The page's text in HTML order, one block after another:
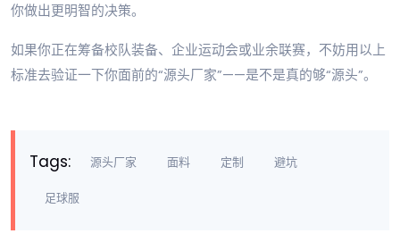
你做出更明智的决策。
如果你正在筹备校队装备、企业运动会或业余联赛，不妨用以上
标准去验证一下你面前的“源头厂家”——是不是真的够“源头”。
Tags: 源头厂家 面料 定制 避坑
足球服